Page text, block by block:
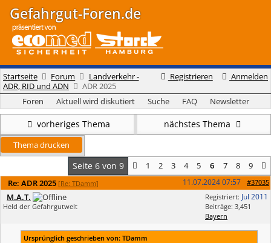
Gefahrgut-Foren.de
Registrieren Anmelden
Startseite Forum
Landverkehr -
ADR, RID und ADN
ADR 2025
Foren
Aktuell wird diskutiert Suche FAQ Newsletter
vorheriges Thema nächstes Thema
Thema drucken
Seite 6 von 9 1 2 3 4 5 6 7 8
9
Re: ADR 2025 [Re: TDamm] #37035
11.07.202407:57
Registriert: Jul 2011
Beiträge: 3,451
Bayern
M.A.T.
Held der Gefahrgutwelt
Ursprünglich geschrieben von: TDamm